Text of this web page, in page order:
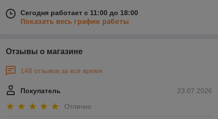
Сегодня работает с 11:00 до 18:00
Показать весь график работы
Отзывы о магазине
148 отзывов за всё время
23.07.2026
Покупатель
Отлично